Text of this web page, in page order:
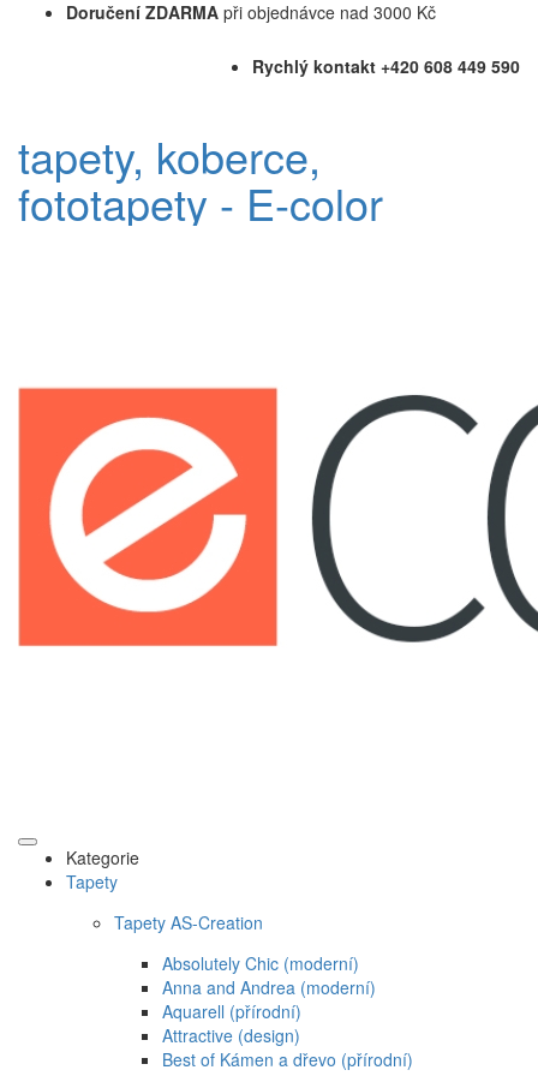
Doručení ZDARMA při objednávce nad 3000 Kč
Rychlý kontakt +420 608 449 590
tapety, koberce,
fototapety - E-color
Kategorie
Tapety
Tapety AS-Creation
Absolutely Chic (moderní)
Anna and Andrea (moderní)
Aquarell (přírodní)
Attractive (design)
Best of Kámen a dřevo (přírodní)